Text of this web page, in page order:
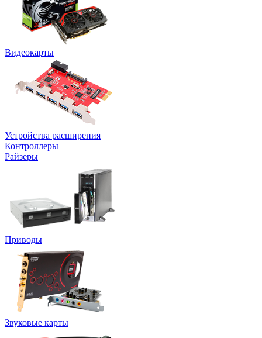
Видеокарты
Устройства расширения
Контроллеры
Райзеры
Приводы
Звуковые карты